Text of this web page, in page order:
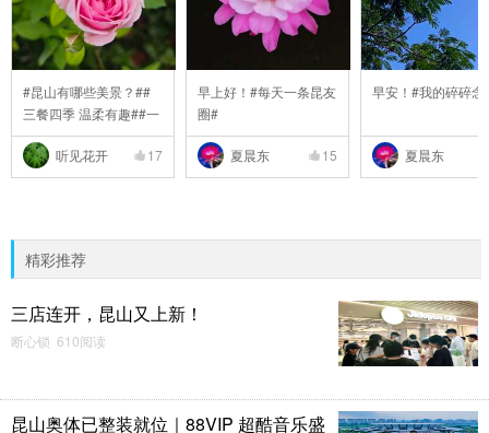
#昆山有哪些美景？##
三餐四季 温柔有趣##一
..
听见花开
17
早上好！#每天一条昆友
圈#
夏晨东 15
早安！#我的碎碎念
夏晨东
精彩推荐
三店连开，昆山又上新！
断心锁 610阅读
昆山奥体已整装就位｜88VIP 超酷音乐盛